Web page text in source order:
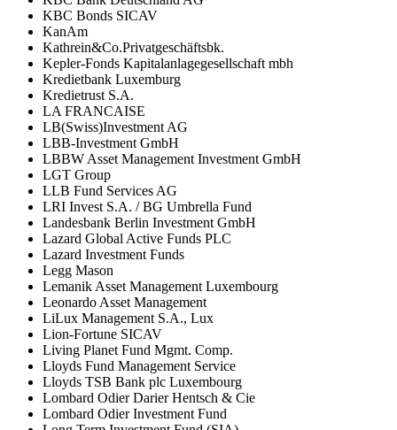
KBC Bonds SICAV
KanAm
Kathrein&Co.Privatgeschäftsbk.
Kepler-Fonds Kapitalanlagegesellschaft mbh
Kredietbank Luxemburg
Kredietrust S.A.
LA FRANCAISE
LB(Swiss)Investment AG
LBB-Investment GmbH
LBBW Asset Management Investment GmbH
LGT Group
LLB Fund Services AG
LRI Invest S.A. / BG Umbrella Fund
Landesbank Berlin Investment GmbH
Lazard Global Active Funds PLC
Lazard Investment Funds
Legg Mason
Lemanik Asset Management Luxembourg
Leonardo Asset Management
LiLux Management S.A., Lux
Lion-Fortune SICAV
Living Planet Fund Mgmt. Comp.
Lloyds Fund Management Service
Lloyds TSB Bank plc Luxembourg
Lombard Odier Darier Hentsch & Cie
Lombard Odier Investment Fund